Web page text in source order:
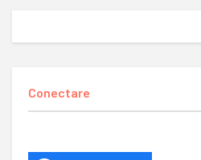
Conectare